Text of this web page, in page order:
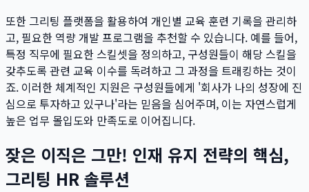
또한 그리팅 플랫폼을 활용하여 개인별 교육 훈련 기록을 관리하
고, 필요한 역량 개발 프로그램을 추천할 수 있습니다. 예를 들어,
특정 직무에 필요한 스킬셋을 정의하고, 구성원들이 해당 스킬을
갖추도록 관련 교육 이수를 독려하고 그 과정을 트래킹하는 것이
죠. 이러한 체계적인 지원은 구성원들에게 '회사가 나의 성장에 진
심으로 투자하고 있구나'라는 믿음을 심어주며, 이는 자연스럽게
높은 업무 몰입도와 만족도로 이어집니다.
잦은 이직은 그만! 인재 유지 전략의 핵심,
그리팅 HR 솔루션